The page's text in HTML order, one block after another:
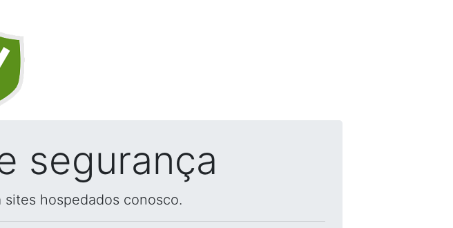
segurança
hospedados conosco.